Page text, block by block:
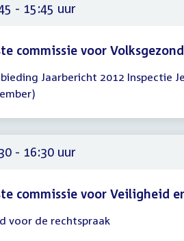
- 15:45 uur
commissie voor
Jaarbericht 2012 Inspectie
- 16:30 uur
commissie voor Veiligheid
voor de rechtspraak